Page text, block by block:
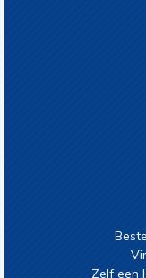
Zelf een